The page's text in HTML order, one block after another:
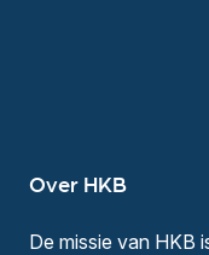
Over HKB
De missie van HKB